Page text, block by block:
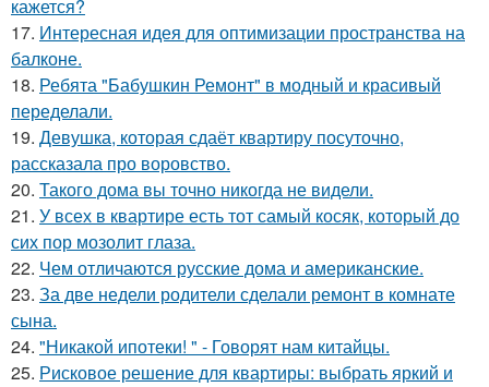
кажется?
17. Интересная идея для оптимизации пространства на
балконе.
18. Ребята "Бабушкин Ремонт" в модный и красивый
переделали.
19. Девушка, которая сдаёт квартиру посуточно,
рассказала про воровство.
20. Такого дома вы точно никогда не видели.
21. У всех в квартире есть тот самый косяк, который до
сих пор мозолит глаза.
22. Чем отличаются русские дома и американские.
23. За две недели родители сделали ремонт в комнате
сына.
24. "Никакой ипотеки! " - Говорят нам китайцы.
25. Рисковое решение для квартиры: выбрать яркий и